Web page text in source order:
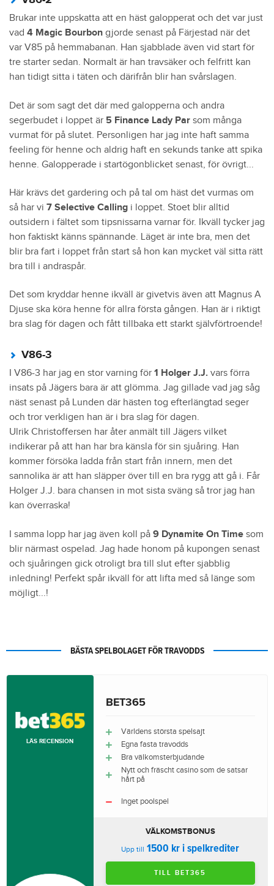
Brukar inte uppskatta att en häst galopperat och det var just
vad 4 Magic Bourbon gjorde senast på Färjestad när det
var V85 på hemmabanan. Han sjabblade även vid start för
tre starter sedan. Normalt är han travsäker och felfritt kan
han tidigt sitta i täten och därifrån blir han svårslagen.
Det är som sagt det där med galopperna och andra
segerbudet i loppet är 5 Finance Lady Par som många
vurmat för på slutet. Personligen har jag inte haft samma
feeling för henne och aldrig haft en sekunds tanke att spika
henne. Galopperade i startögonblicket senast, för övrigt...
Här krävs det gardering och på tal om häst det vurmas om
så har vi 7 Selective Calling i loppet. Stoet blir alltid
outsidern i fältet som tipsnissarna varnar för. Ikväll tycker jag
hon faktiskt känns spännande. Läget är inte bra, men det
blir bra fart i loppet från start så hon kan mycket väl sitta rätt
bra till i andraspår.
Det som kryddar henne ikväll är givetvis även att Magnus A
Djuse ska köra henne för allra första gången. Han är i riktigt
bra slag för dagen och fått tillbaka ett starkt självförtroende!
V86-3
I V86-3 har jag en stor varning för 1 Holger J.J. vars förra
insats på Jägers bara är att glömma. Jag gillade vad jag såg
näst senast på Lunden där hästen tog efterlängtad seger
och tror verkligen han är i bra slag för dagen.
Ulrik Christoffersen har åter anmält till Jägers vilket
indikerar på att han har bra känsla för sin sjuåring. Han
kommer försöka ladda från start från innern, men det
sannolika är att han släpper över till en bra rygg att gå i. Får
Holger J.J. bara chansen in mot sista sväng så tror jag han
kan överraska!
I samma lopp har jag även koll på 9 Dynamite On Time som
blir närmast ospelad. Jag hade honom på kupongen senast
och sjuåringen gick otroligt bra till slut efter sjabblig
inledning! Perfekt spår ikväll för att lifta med så länge som
möjligt...!
BÄSTA SPELBOLAGET FÖR TRAVODDS
LÄS RECENSION
BET365
Världens största spelsajt
Egna fasta travodds
Bra välkomsterbjudande
Nytt och fräscht casino som de satsar
hårt på
Inget poolspel
VÄLKOMSTBONUS
Upp till 1500 kr i spelkrediter
TILL BET365